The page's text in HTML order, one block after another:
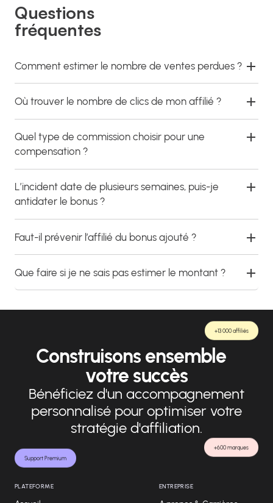
Questions
fréquentes
Comment estimer le nombre de ventes perdues ?
Où trouver le nombre de clics de mon affilié ?
Quel type de commission choisir pour une
compensation ?
L’incident date de plusieurs semaines, puis-je
antidater le bonus ?
Faut-il prévenir l’affilié du bonus ajouté ?
Que faire si je ne sais pas estimer le montant ?
Support Premium
+600 marques
+13 000 affiliés
Construisons ensemble
votre succès
Bénéficiez d'un accompagnement
personnalisé pour optimiser votre
stratégie d'affiliation.
PLATEFORME ENTREPRISE